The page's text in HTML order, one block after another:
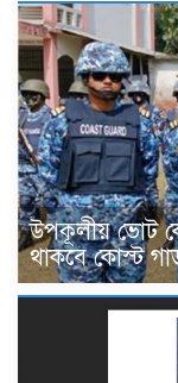
উপকূলীয় ভোট
থাকবে কোস্ট